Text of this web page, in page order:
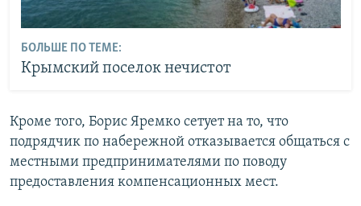
БОЛЬШЕ ПО ТЕМЕ:
Крымский поселок нечистот
Кроме того, Борис Яремко сетует на то, что
подрядчик по набережной отказывается общаться с
местными предпринимателями по поводу
предоставления компенсационных мест.